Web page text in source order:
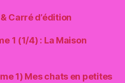
Carré d’édition
1 (1/4) : La Maison
1) Mes chats en petites